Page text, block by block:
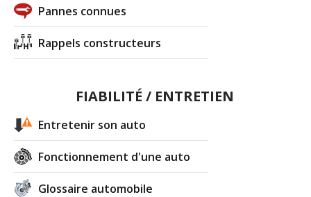
Pannes connues
Rappels constructeurs
FIABILITÉ / ENTRETIEN
Entretenir son auto
Fonctionnement d'une auto
Glossaire automobile